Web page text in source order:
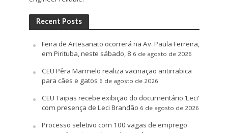
Recent Posts
Feira de Artesanato ocorrerá na Av. Paula Ferreira,
em Pirituba, neste sábado, 8 6 de agosto de 2026
CEU Pêra Marmelo realiza vacinação antirrabica
para cães e gatos 6 de agosto de 2026
CEU Taipas recebe exibição do documentário ‘Leci’
com presença de Leci Brandão 6 de agosto de 2026
Processo seletivo com 100 vagas de emprego